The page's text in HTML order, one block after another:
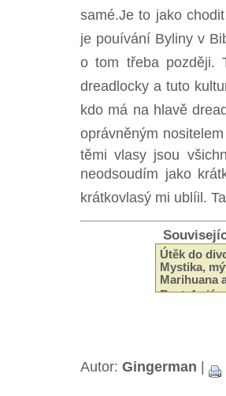
samé.Je to jako
je pouívání Byliny v
o tom třeba později.
dreadlocky a tuto
kdo má na hlavě
oprávněným
těmi vlasy jsou
neodsoudím jako
krátkovlasý mi ublíil.
Útěk do
Mystika,
Marihuana
(20.03.2008)
Autor: Gingerman